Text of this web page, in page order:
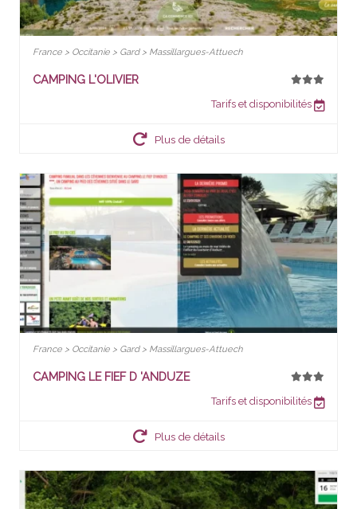
France > Occitanie > Gard > Massillargues-Attuech
CAMPING L'OLIVIER
Tarifs et disponibilités
Plus de détails
France > Occitanie > Gard > Massillargues-Attuech
CAMPING LE FIEF D 'ANDUZE
Tarifs et disponibilités
Plus de détails